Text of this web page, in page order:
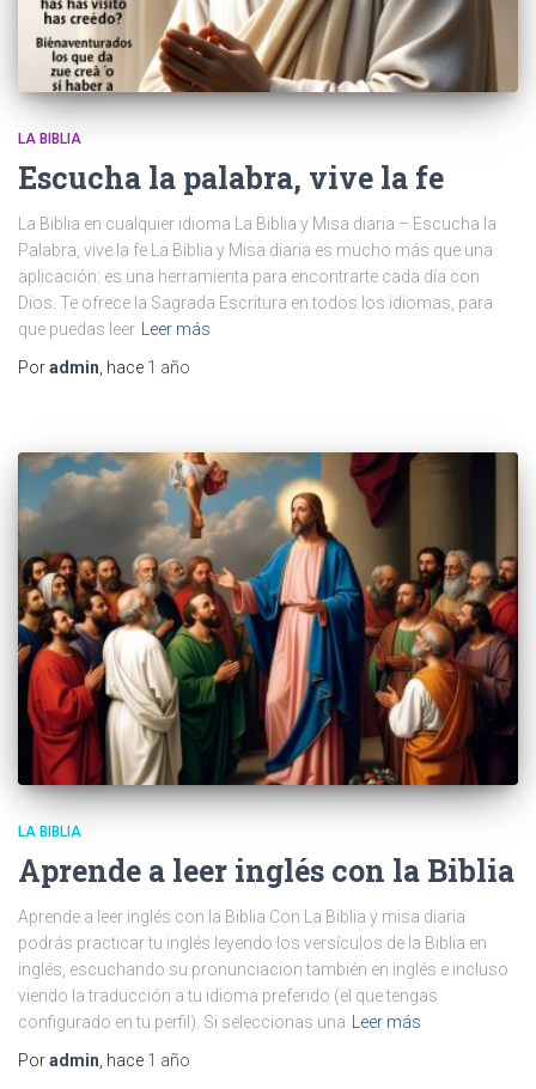
LA BIBLIA
Escucha la palabra, vive la fe
La Biblia en cualquier idioma La Biblia y Misa diaria – Escucha la
Palabra, vive la fe La Biblia y Misa diaria es mucho más que una
aplicación: es una herramienta para encontrarte cada día con
Dios. Te ofrece la Sagrada Escritura en todos los idiomas, para
que puedas leer
Leer más
Poradmin , hace 1 año
LA BIBLIA
Aprende a leer inglés con la Biblia
Aprende a leer inglés con la Biblia Con La Biblia y misa diaria
podrás practicar tu inglés leyendo los versículos de la Biblia en
inglés, escuchando su pronunciacion también en inglés e incluso
viendo la traducción a tu idioma preferido (el que tengas
configurado en tu perfil). Si seleccionas una Leer más
Poradmin, hace 1 año